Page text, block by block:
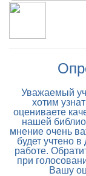
Уважаемый
хотим
оцениваете
нашей
мнение очень
будет учтено
работе.
при
Вашу